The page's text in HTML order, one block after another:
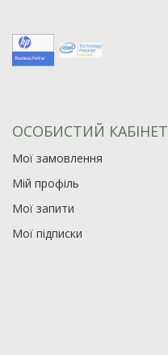
ОСОБИСТИЙ КАБІНЕТ
Мої замовлення
Мій профіль
Мої запити
Мої підписки